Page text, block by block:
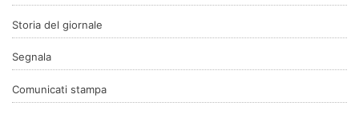
Storia del giornale
Segnala
Comunicati stampa